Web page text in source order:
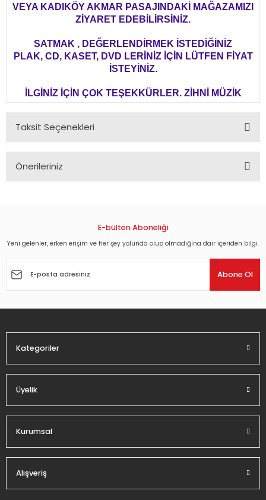
VEYA KADIKÖY AKMAR PASAJINDAKİ MAĞAZAMIZI
ZİYARET EDEBİLİRSİNİZ.
SATMAK , DEĞERLENDİRMEK İSTEDİĞİNİZ
PLAK, CD, KASET, DVD LERİNİZ İÇİN LÜTFEN FİYAT
İSTEYİNİZ.
İLGİNİZ İÇİN ÇOK TEŞEKKÜRLER. ZİHNİ MÜZİK
Taksit Seçenekleri
Önerileriniz
Görüş ve önerileriniz için teşekkür ederiz.
Ürün açıklamasında eksik bilgiler bulunuyor.
E-bülten Aboneliği
Yeni gelenler, erken erişim ve her şey yolunda olup olmadığına dair içeriden bilgi.
Abone Ol
Kategoriler
Üyelik
Kurumsal
Alışveriş